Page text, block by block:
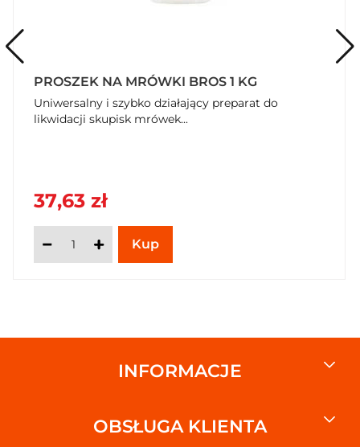
PROSZEK NA MRÓWKI BROS 1 KG
Uniwersalny i szybko działający preparat do
likwidacji skupisk mrówek...
37,63 zł
INFORMACJE
OBSŁUGA KLIENTA